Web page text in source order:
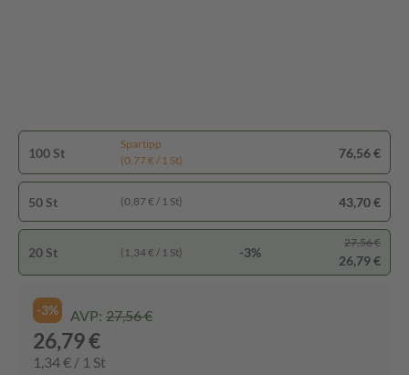
100 St
Spartipp
(0,77 € / 1 St)
76,56 €
50 St (0,87 € / 1 St) 43,70 €
20 St (1,34 € / 1 St) -3%
27,56 €
26,79 €
-3% AVP: 27,56 €
26,79 €
1,34 € / 1 St